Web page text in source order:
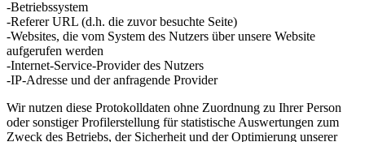
-Betriebssystem
-Referer URL (d.h. die zuvor besuchte Seite)
-Websites, die vom System des Nutzers über unsere Website
aufgerufen werden
-Internet-Service-Provider des Nutzers
-IP-Adresse und der anfragende Provider
Wir nutzen diese Protokolldaten ohne Zuordnung zu Ihrer Person
oder sonstiger Profilerstellung für statistische Auswertungen zum
Zweck des Betriebs, der Sicherheit und der Optimierung unserer